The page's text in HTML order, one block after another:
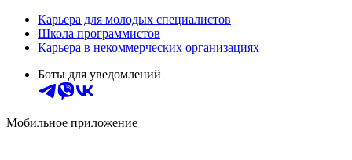
Карьера для молодых специалистов
Школа программистов
Карьера в некоммерческих организациях
Боты для уведомлений
Мобильное приложение